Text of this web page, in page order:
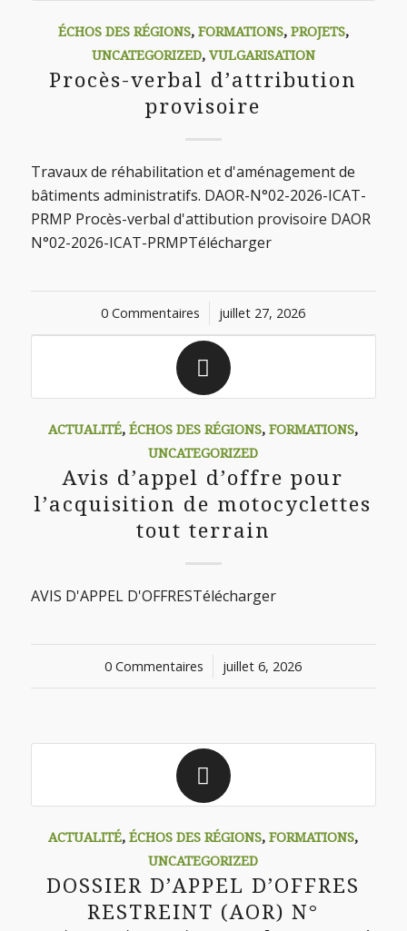
ÉCHOS DES RÉGIONS, FORMATIONS, PROJETS,
UNCATEGORIZED, VULGARISATION
Procès-verbal d’attribution
provisoire
Travaux de réhabilitation et d'aménagement de
bâtiments administratifs. DAOR-N°02-2026-ICAT-
PRMP Procès-verbal d'attibution provisoire DAOR
N°02-2026-ICAT-PRMPTélécharger
0 Commentaires
/ juillet 27, 2026
ACTUALITÉ,ÉCHOS DES RÉGIONS,FORMATIONS,
UNCATEGORIZED
Avis d’appel d’offre pour
l’acquisition de motocyclettes
tout terrain
AVIS D'APPEL D'OFFRESTélécharger
0 Commentaires
/ juillet 6, 2026
ACTUALITÉ,ÉCHOS DES RÉGIONS,FORMATIONS,
UNCATEGORIZED
DOSSIER D’APPEL D’OFFRES
RESTREINT (AOR) N°